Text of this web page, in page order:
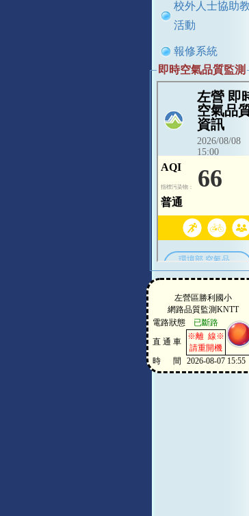
校外人士協助
活動
報修系統
即時空氣品質監測